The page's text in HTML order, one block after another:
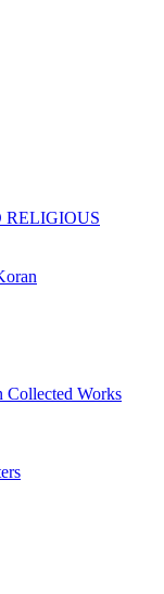
RELIGIOUS
Collected Works